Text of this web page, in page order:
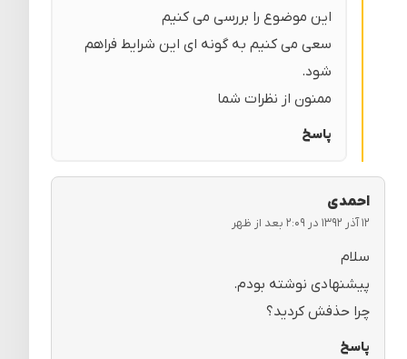
این موضوع را بررسی می کنیم
سعی می کنیم به گونه ای این شرایط فراهم
شود.
ممنون از نظرات شما
پاسخ
احمدی
۱۲ آذر ۱۳۹۲ در ۲:۰۹ بعد از ظهر
سلام
پیشنهادی نوشته بودم.
چرا حذفش کردید؟
پاسخ